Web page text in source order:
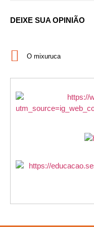
DEIXE SUA OPINIÃO
O mixuruca